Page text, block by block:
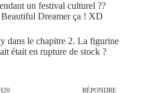
un festival culturel ??
Beautiful Dreamer ça ! XD
dans le chapitre 2. La figurine
était en rupture de stock ?
RÉPONDRE